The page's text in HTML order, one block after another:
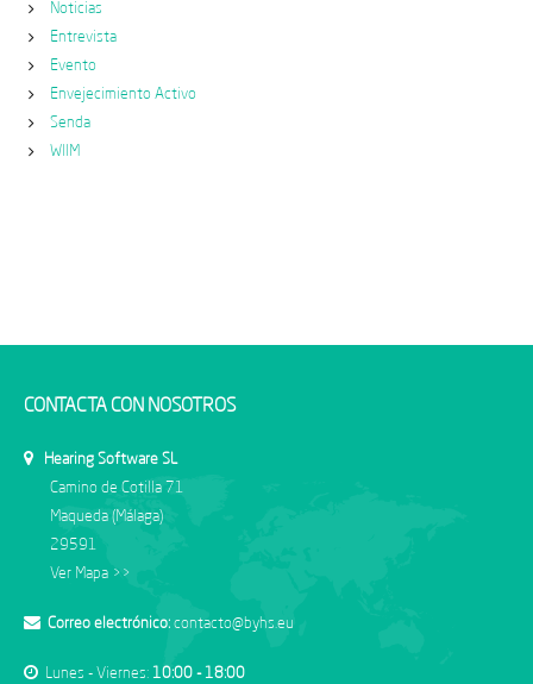
Noticias
Entrevista
Evento
Envejecimiento Activo
Senda
WIIM
CONTACTA CON NOSOTROS
Hearing Software SL
Camino de Cotilla 71
Maqueda (Málaga)
29591
Ver Mapa >>
Correo electrónico: contacto@byhs.eu
Lunes - Viernes: 10:00 - 18:00